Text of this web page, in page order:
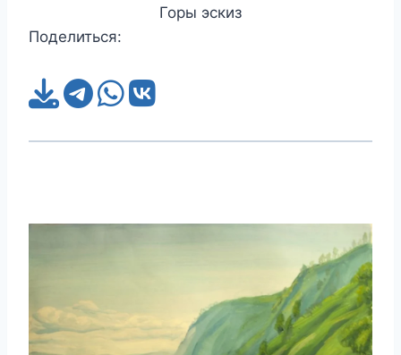
Горы эскиз
Поделиться: